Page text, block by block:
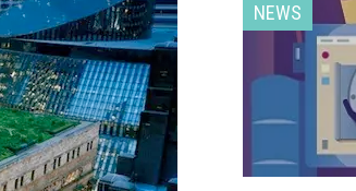
NEWS